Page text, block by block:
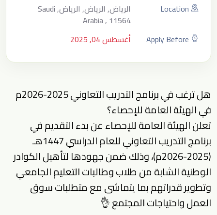
Location
الرياض, الرياض, الرياض, Saudi
Arabia , 11564
Apply Before
أغسطس 04, 2025
هل ترغب في برنامج التدريب التعاوني 2025-2026م
في الهيئة العامة للإحصاء؟
تعلن الهيئة العامة للإحصاء عن بدء التقديم في
برنامج التدريب التعاوني للعام الدراسي 1447هـ
(2025-2026م)، وذلك ضمن جهودها لتأهيل الكوادر
الوطنية الشابة من طلاب وطالبات التعليم الجامعي
وتطوير قدراتهم بما يتماشى مع متطلبات سوق
العمل واحتياجات المجتمع 👌